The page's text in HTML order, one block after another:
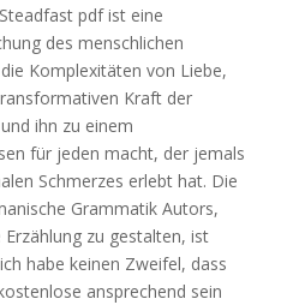
pdf ist eine
des menschlichen
Komplexitäten von Liebe,
Kraft der
ihn zu einem
für jeden macht, der jemals
Schmerzes erlebt hat. Die
Grammatik Autors,
zu gestalten, ist
habe keinen Zweifel, dass
ansprechend sein